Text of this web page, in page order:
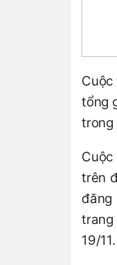
Cuộc
tổng
trong
trên
trang
19/11.